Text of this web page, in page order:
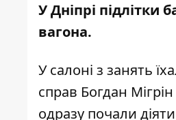
У Дніпрі підлітки
вагона.
У салоні з занять
справ Богдан
одразу почали